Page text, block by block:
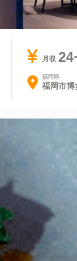
月収
福岡県
福岡市博